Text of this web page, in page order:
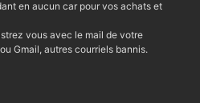
en aucun car pour vos achats et
vous avec le mail de votre
Gmail, autres courriels bannis.